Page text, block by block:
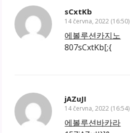
sCxtKb
14 června, 2022 (16:50)
에볼루션카지노
807sCxtKb[;{
jAZuJI
14 června, 2022 (16:54)
에볼루션바카라